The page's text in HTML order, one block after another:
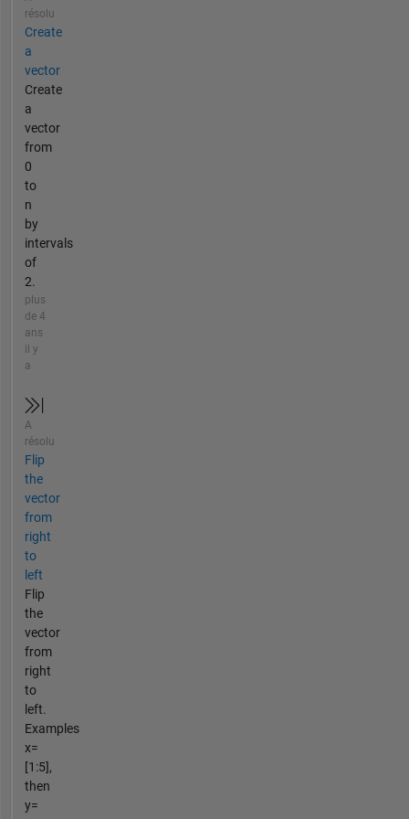
résolu
Create
a
vector
Create
a
vector
from
0
to
n
by
intervals
of
2.
plus
de 4
ans
il y
a
A
résolu
Flip
the
vector
from
right
to
left
Flip
the
vector
from
right
to
left.
Examples
x=
[1:5],
then
y=